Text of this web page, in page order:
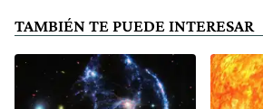
TAMBIÉN TE PUEDE INTERESAR